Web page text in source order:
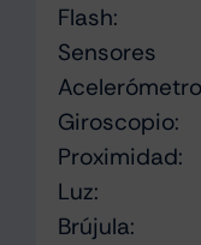
Flash:
Sensores
Giroscopio:
Proximidad:
Luz:
Brújula: